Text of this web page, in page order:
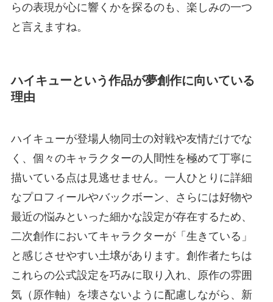
らの表現が心に響くかを探るのも、楽しみの一つ
と言えますね。
ハイキューという作品が夢創作に向いている
理由
ハイキューが登場人物同士の対戦や友情だけでな
く、個々のキャラクターの人間性を極めて丁寧に
描いている点は見逃せません。一人ひとりに詳細
なプロフィールやバックボーン、さらには好物や
最近の悩みといった細かな設定が存在するため、
二次創作においてキャラクターが「生きている」
と感じさせやすい土壌があります。創作者たちは
これらの公式設定を巧みに取り入れ、原作の雰囲
気（原作軸）を壊さないように配慮しながら、新